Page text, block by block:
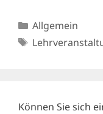
Kategorien
Allgemein
Schlagwörter
Können Sie sich